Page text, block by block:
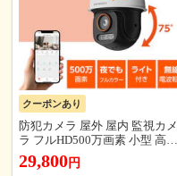
クーポンあり
防犯カメラ 屋外 屋内 監視カメ
ラ フルHD500万画素 小型 高齢
者 子供 ペット 音声 360度 2.4G
Wi-fi IP66 AI人体検出機能 動作
29,800円